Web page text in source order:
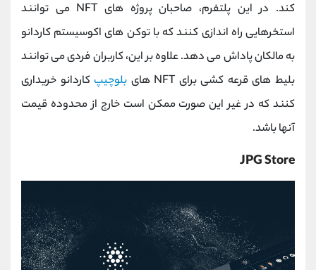
کند. در این پلتفرم، صاحبان پروژه های NFT می توانند
استخرهایی راه اندازی کنند که با توکن های اکوسیستم کاردانو
به مالکان پاداش می دهد. علاوه بر این، کاربران فردی می توانند
بلیط های قرعه کشی برای NFT های
بلوچیپ کاردانو خریداری
کنند که در غیر این صورت ممکن است خارج از محدوده قیمت
آنها باشد.
JPG Store